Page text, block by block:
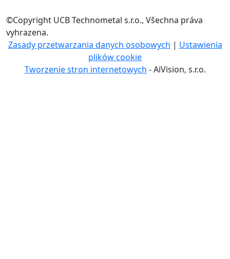
©Copyright UCB Technometal s.r.o., Všechna práva
vyhrazena.
Zasady przetwarzania danych osobowych | Ustawienia
plików cookie
Tworzenie stron internetowych - AiVision, s.r.o.